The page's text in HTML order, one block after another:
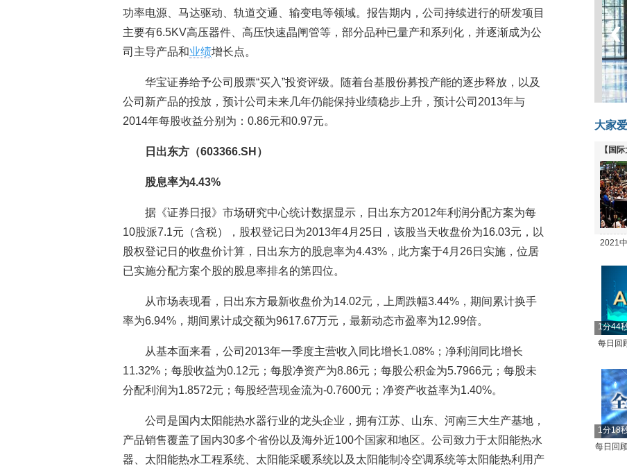
功率电源、马达驱动、轨道交通、输变电等领域。报告期内，公司持续进行的研发项目
主要有6.5KV高压器件、高压快速晶闸管等，部分品种已量产和系列化，并逐渐成为公
司主导产品和业绩增长点。
华宝证券给予公司股票“买入”投资评级。随着台基股份募投产能的逐步释放，以及
公司新产品的投放，预计公司未来几年仍能保持业绩稳步上升，预计公司2013年与
2014年每股收益分别为：0.86元和0.97元。
日出东方（603366.SH）
股息率为4.43%
据《证券日报》市场研究中心统计数据显示，日出东方2012年利润分配方案为每
10股派7.1元（含税），股权登记日为2013年4月25日，该股当天收盘价为16.03元，以
股权登记日的收盘价计算，日出东方的股息率为4.43%，此方案于4月26日实施，位居
已实施分配方案个股的股息率排名的第四位。
从市场表现看，日出东方最新收盘价为14.02元，上周跌幅3.44%，期间累计换手
率为6.94%，期间累计成交额为9617.67万元，最新动态市盈率为12.99倍。
从基本面来看，公司2013年一季度主营收入同比增长1.08%；净利润同比增长
11.32%；每股收益为0.12元；每股净资产为8.86元；每股公积金为5.7966元；每股未
分配利润为1.8572元；每股经营现金流为-0.7600元；净资产收益率为1.40%。
公司是国内太阳能热水器行业的龙头企业，拥有江苏、山东、河南三大生产基地，
产品销售覆盖了国内30多个省份以及海外近100个国家和地区。公司致力于太阳能热水
器、太阳能热水工程系统、太阳能采暖系统以及太阳能制冷空调系统等太阳能热利用产
坐
‹
大家
【国
全线下
2021
1分44
每日回
1分18
每日回